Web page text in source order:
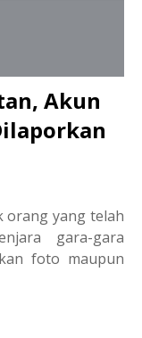
Akun
orang yang telah
gara-gara
foto maupun